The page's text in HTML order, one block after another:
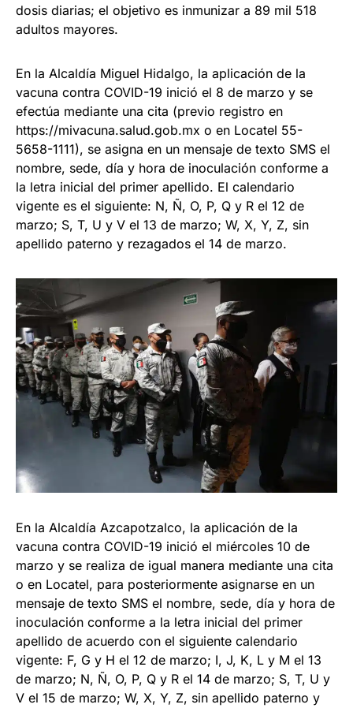
dosis diarias; el objetivo es inmunizar a 89 mil 518
adultos mayores.
En la Alcaldía Miguel Hidalgo, la aplicación de la
vacuna contra COVID-19 inició el 8 de marzo y se
efectúa mediante una cita (previo registro en
https://mivacuna.salud.gob.mx o en Locatel 55-
5658-1111), se asigna en un mensaje de texto SMS el
nombre, sede, día y hora de inoculación conforme a
la letra inicial del primer apellido. El calendario
vigente es el siguiente: N, Ñ, O, P, Q y R el 12 de
marzo; S, T, U y V el 13 de marzo; W, X, Y, Z, sin
apellido paterno y rezagados el 14 de marzo.
En la Alcaldía Azcapotzalco, la aplicación de la
vacuna contra COVID-19 inició el miércoles 10 de
marzo y se realiza de igual manera mediante una cita
o en Locatel, para posteriormente asignarse en un
mensaje de texto SMS el nombre, sede, día y hora de
inoculación conforme a la letra inicial del primer
apellido de acuerdo con el siguiente calendario
vigente: F, G y H el 12 de marzo; I, J, K, L y M el 13
de marzo; N, Ñ, O, P, Q y R el 14 de marzo; S, T, U y
V el 15 de marzo; W, X, Y, Z, sin apellido paterno y